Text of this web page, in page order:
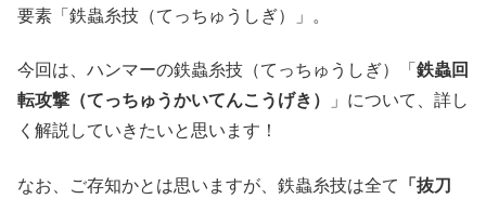
要素「鉄蟲糸技（てっちゅうしぎ）」。
今回は、ハンマーの鉄蟲糸技（てっちゅうしぎ）「 鉄蟲回
転攻撃（てっちゅうかいてんこうげき）
」について、詳し
く解説していきたいと思います！
なお、ご存知かとは思いますが、鉄蟲糸技は全て
「抜刀